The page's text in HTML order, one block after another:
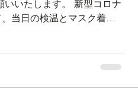
当日の検温とマスク着用